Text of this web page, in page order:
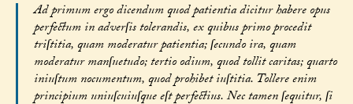
Ad primum ergo dicendum quod patientia dicitur habere opus
perfectum in adverſis tolerandis, ex quibus primo procedit
triſtitia, quam moderatur patientia; ſecundo ira, quam
moderatur manſuetudo; tertio odium, quod tollit caritas; quarto
iniuſtum nocumentum, quod prohibet iuſtitia. Tollere enim
principium uniuſcuiuſque eſt perfectius. Nec tamen ſequitur, ſi